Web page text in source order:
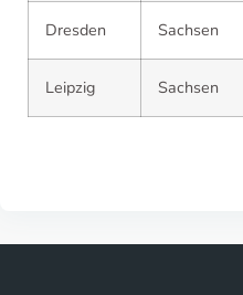
Dresden Sachsen
Leipzig Sachsen